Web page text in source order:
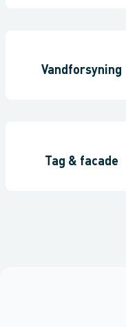
Vandforsyning
Tag & facade